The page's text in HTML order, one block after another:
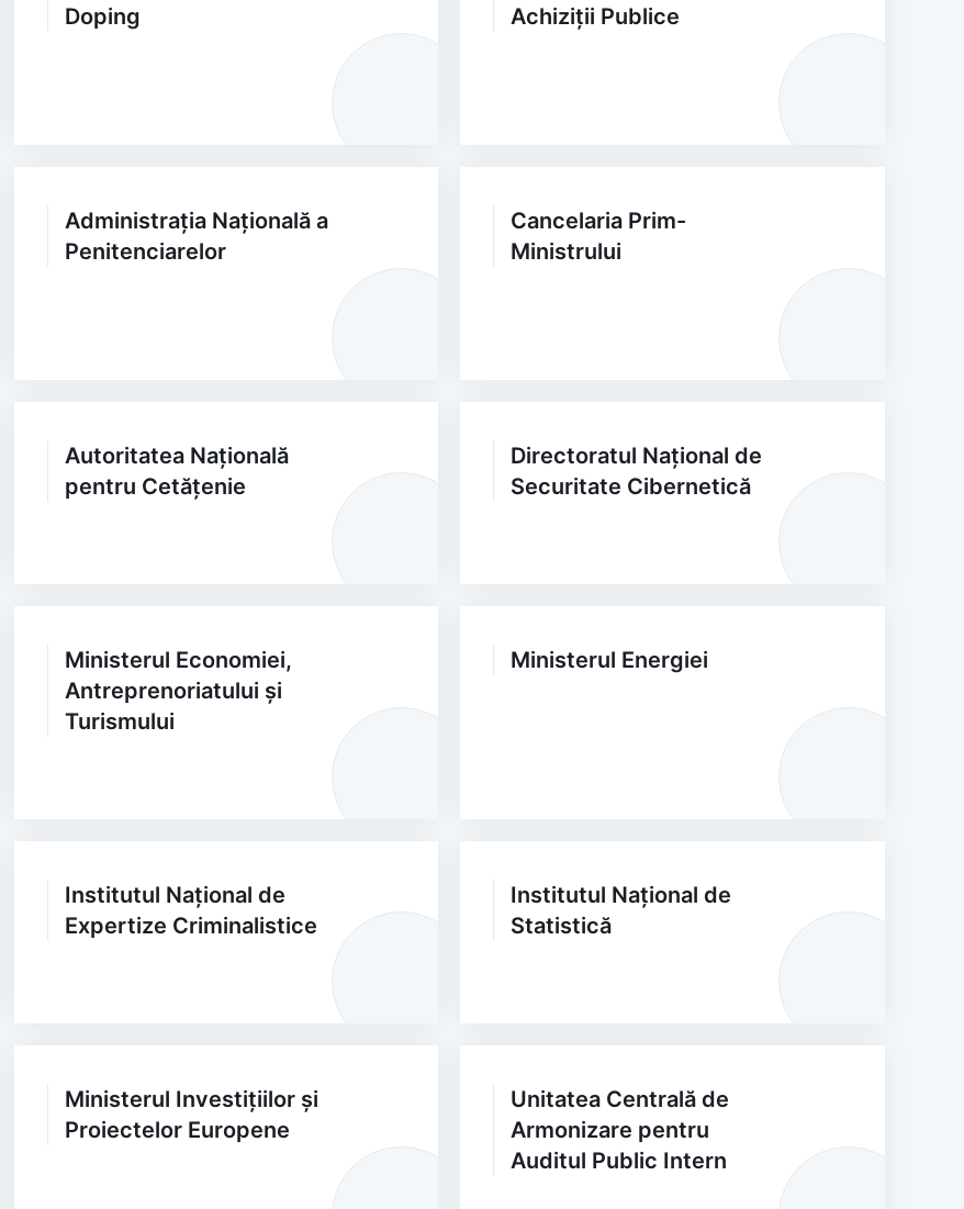
Doping
Achiziții Publice
Administrația Națională a
Penitenciarelor
Cancelaria Prim-
Ministrului
Autoritatea Națională
pentru Cetățenie
Directoratul Național de
Securitate Cibernetică
Ministerul Economiei,
Antreprenoriatului și
Turismului
Ministerul Energiei
Institutul Național de
Expertize Criminalistice
Institutul Național de
Statistică
Ministerul Investițiilor și
Proiectelor Europene
Unitatea Centrală de
Armonizare pentru
Auditul Public Intern